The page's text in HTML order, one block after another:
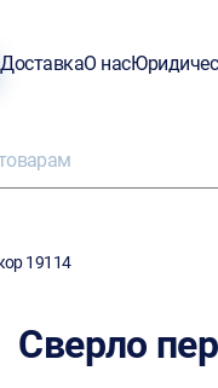
ДоставкаО нас
19114
Сверло